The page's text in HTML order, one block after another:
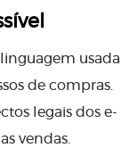
usada
de compras.
legais dos e-
vendas.